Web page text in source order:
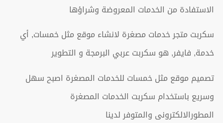
الاستفادة من الخدمات المعروضة وشراؤها
سكربت متجر خدمات مصغرة لانشاء موقع مثل خمسات, أي
خدمة, فايفر, هو سكربت عربي البرمجة و التطوير
تصميم موقع مثل خمسات للخدمات المصغرة اصبح سهل
وسريع باستخدام سكربت الخدمات المصغرة
المطورالالكترونى والمتوفر لدينا